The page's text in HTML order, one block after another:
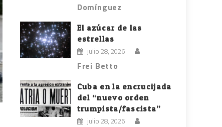
Domínguez
El azúcar de las
estrellas
julio 28, 2026
Frei Betto
Cuba en la encrucijada
del “nuevo orden
trumpista/fascista”
julio 28, 2026